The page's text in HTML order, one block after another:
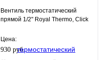
Вентиль термостатический
прямой 1/2" Royal Thermo, Click
Цена:
930 руб.